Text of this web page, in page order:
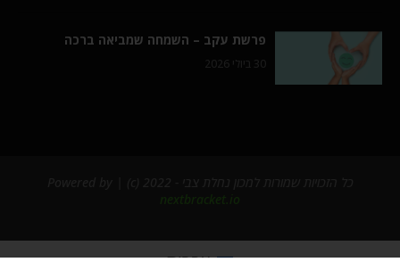
פרשת עקב – השמחה שמביאה ברכה
30 ביולי 2026
nextbracket.io